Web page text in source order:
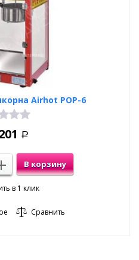
аппараты для попкорна в
предоставляет возможность
избежав покупки
для попкорна по
выпускаются
которые отлично
Airhot POP-6
Р
В корзину
в 1 клик
Сравнить